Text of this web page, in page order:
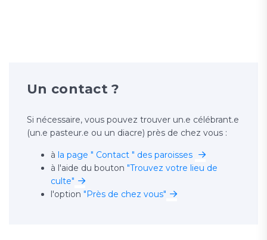
Un contact ?
Si nécessaire, vous pouvez trouver un.e célébrant.e
(un.e pasteur.e ou un diacre) près de chez vous :
à la page " Contact " des paroisses
à l'aide du bouton "Trouvez votre lieu de
culte"
l'option "Près de chez vous"